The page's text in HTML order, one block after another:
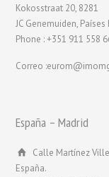
Kokosstraat 20, 8281
JC Genemuiden, Países
Phone : +351 911 558
Correo
España – Madrid
Calle Martínez
España.